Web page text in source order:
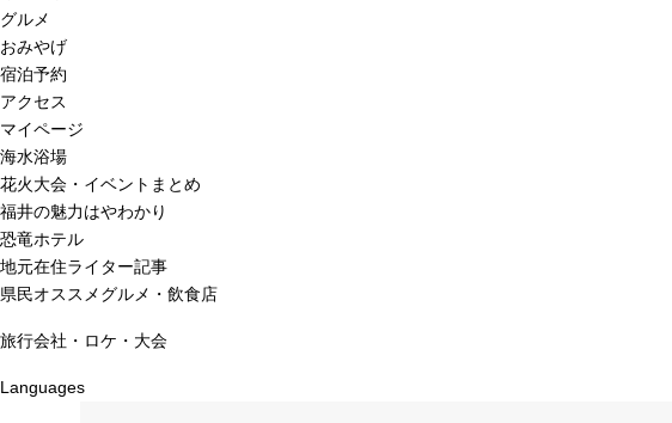
グルメ
おみやげ
宿泊予約
アクセス
マイページ
海水浴場
花火大会・イベントまとめ
福井の魅力はやわかり
恐竜ホテル
地元在住ライター記事
県民オススメグルメ・飲食店
旅行会社・ロケ・大会
Languages